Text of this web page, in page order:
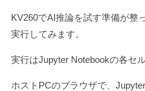
KV260でAI推論を試す準備が整
実行してみます。
実行はJupyter Notebookの各セ
ホストPCのブラウザで、